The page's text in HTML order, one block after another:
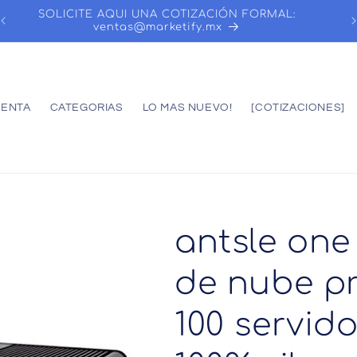
SOLICITE AQUI UNA COTIZACIÓN FORMAL:
ventas@marketify.mx
CATEGORIAS LO MAS NUEVO! [COTIZACIONES]
antsle
de nube
100